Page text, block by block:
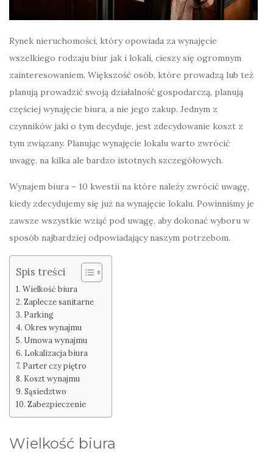
Rynek nieruchomości, który opowiada za wynajęcie
wszelkiego rodzaju biur jak i lokali, cieszy się ogromnym
zainteresowaniem. Większość osób, które prowadzą lub też
planują prowadzić swoją działalność gospodarczą, planują
częściej wynajęcie biura, a nie jego zakup. Jednym z
czynników jaki o tym decyduje, jest zdecydowanie koszt z
tym związany. Planując wynajęcie lokalu warto zwrócić
uwagę, na kilka ale bardzo istotnych szczegółowych.
Wynajem biura – 10 kwestii na które należy zwrócić uwagę,
kiedy zdecydujemy się już na wynajęcie lokalu. Powinniśmy je
zawsze wszystkie wziąć pod uwagę, aby dokonać wyboru w
sposób najbardziej odpowiadający naszym potrzebom.
Spis treści
Wielkość biura
Zaplecze sanitarne
Parking
Okres wynajmu
Umowa wynajmu
Lokalizacja biura
Parter czy piętro
Koszt wynajmu
Sąsiedztwo
Zabezpieczenie
Wielkość biura